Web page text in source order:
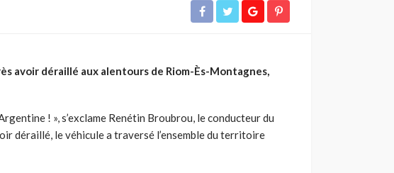
avoir déraillé aux alentours de Riom-Ès-Montagnes,
! », s’exclame Renétin Broubrou, le conducteur du
déraillé, le véhicule a traversé l’ensemble du territoire